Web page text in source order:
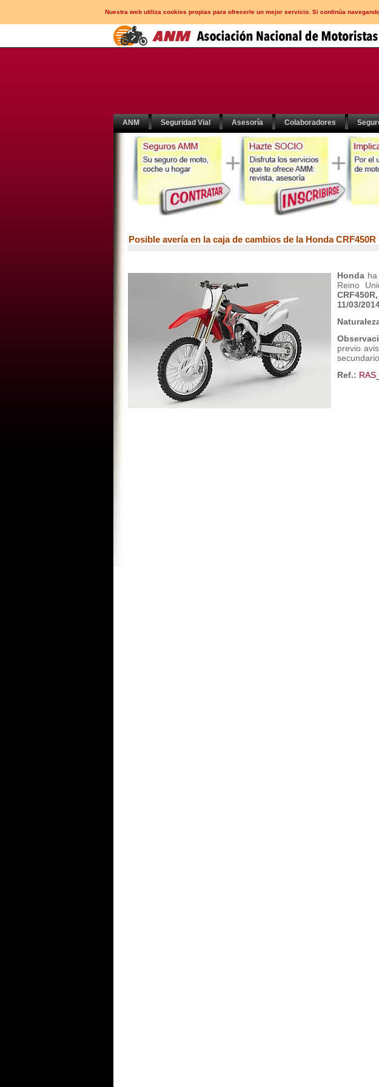
Nuestra web utiliza cookies propias para ofrecerle un mejor servicio. Si continúa
ANM Seguridad Vial Asesoría Colaboradores
Posible avería en la caja de cambios de la Honda CRF450R
Honda
Reino
CRF450R,
11/03/
previo
Ref.: